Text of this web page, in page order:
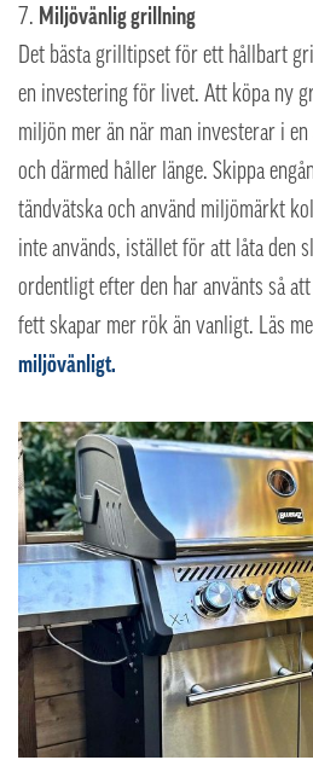
Miljövänlig grillning
Det bästa grilltipset för ett hållbart
en investering för livet. Att köpa ny
miljön mer än när man investerar i
och därmed håller länge. Skippa
tändvätska och använd miljömärkt
inte används, istället för att låta den
ordentligt efter den har använts så
fett skapar mer rök än vanligt. Läs
miljövänligt.